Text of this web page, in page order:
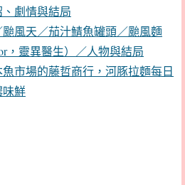
劇情與結局
風天／茄汁鯖魚罐頭／颱風麵
，靈異醫生）／人物與結局
市場的藤哲商行，河豚拉麵每日
味鮮